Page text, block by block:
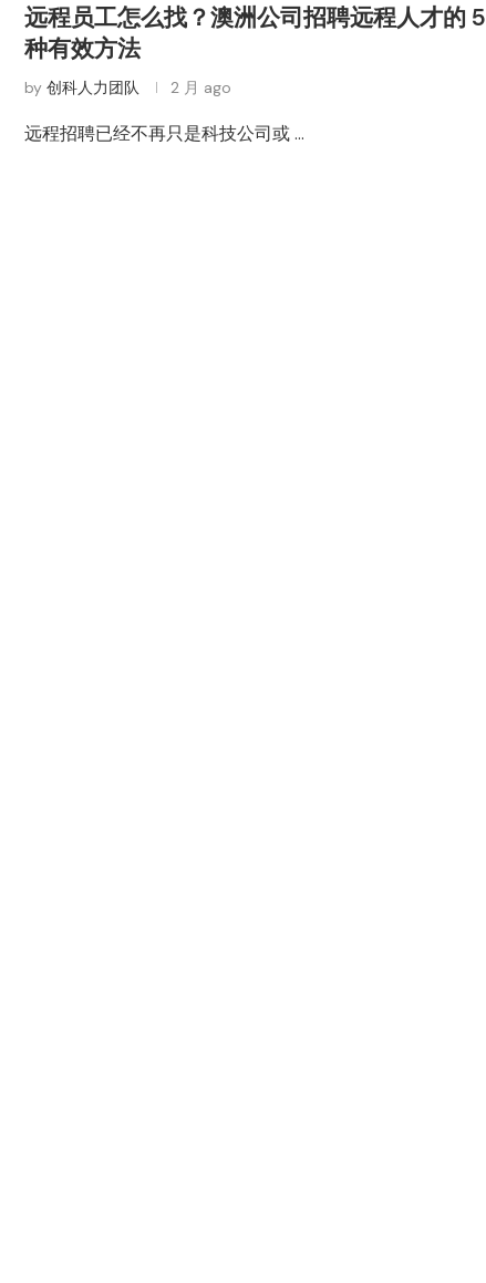
远程员工怎么找？澳洲公司招聘远程人才的 5
种有效方法
by 创科人力团队 2 月 ago
远程招聘已经不再只是科技公司或 …